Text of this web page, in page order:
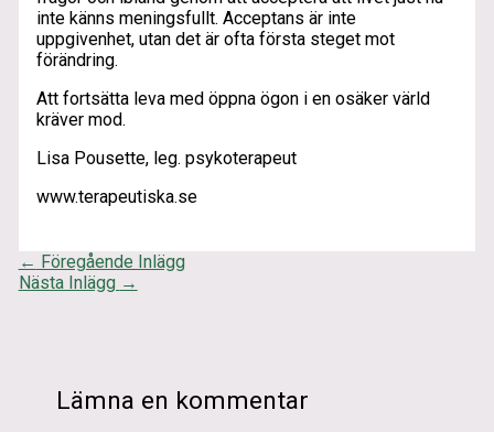
inte känns meningsfullt. Acceptans är inte
uppgivenhet, utan det är ofta första steget mot
förändring.
Att fortsätta leva med öppna ögon i en osäker värld
kräver mod.
Lisa Pousette, leg. psykoterapeut
www.terapeutiska.se
← Föregående Inlägg
Nästa Inlägg →
Lämna en kommentar